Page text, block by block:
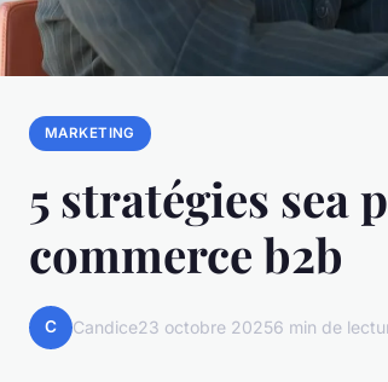
MARKETING
5 stratégies sea
commerce b2b
C Candice23 octobre 20256 min de